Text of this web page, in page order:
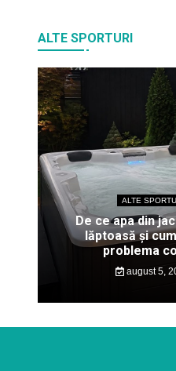
ALTE SPORTURI
ALTE
De ce apa din
lăptoasă și
problema
august 5,